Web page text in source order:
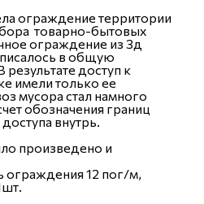
ограждение территории
товарно-бытовых
ограждение из 3д
в общую
доступ к
имели только ее
мусора стал намного
обозначения границ
внутрь.
произведено и
ограждения 12 пог/м,